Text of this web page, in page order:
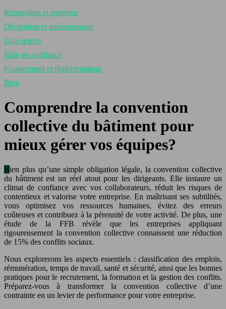
Rénovation et entretien
Décoration et aménagement
Gros œuvre
Bâtir en confiance
Financement et réglementation
Blog
Comprendre la convention
collective du bâtiment pour
mieux gérer vos équipes?
Bien plus qu’une simple obligation légale, la convention collective
du bâtiment est un réel atout pour les dirigeants. Elle instaure un
climat de confiance avec vos collaborateurs, réduit les risques de
contentieux et valorise votre entreprise. En maîtrisant ses subtilités,
vous optimisez vos ressources humaines, évitez des erreurs
coûteuses et contribuez à la pérennité de votre activité. De plus, une
étude de la FFB révèle que les entreprises appliquant
rigoureusement la convention collective connaissent une réduction
de 15% des conflits sociaux.
Nous explorerons les aspects essentiels : classification des emplois,
rémunération, temps de travail, santé et sécurité, ainsi que les bonnes
pratiques pour le recrutement, la formation et la gestion des conflits.
Préparez-vous à transformer la convention collective d’une
contrainte en un levier de performance pour votre entreprise.